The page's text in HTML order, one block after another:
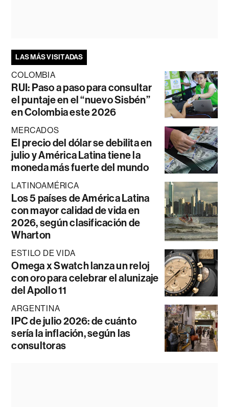
LAS MÁS VISITADAS
COLOMBIA
RUI: Paso a paso para consultar
el puntaje en el “nuevo Sisbén”
en Colombia este 2026
MERCADOS
El precio del dólar se debilita en
julio y América Latina tiene la
moneda más fuerte del mundo
LATINOAMÉRICA
Los 5 países de América Latina
con mayor calidad de vida en
2026, según clasificación de
Wharton
ESTILO DE VIDA
Omega x Swatch lanza un reloj
con oro para celebrar el alunizaje
del Apollo 11
ARGENTINA
IPC de julio 2026: de cuánto
sería la inflación, según las
consultoras